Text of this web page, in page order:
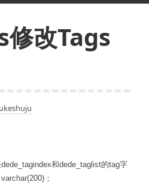
改Tags
和dede_taglist的tag字
；